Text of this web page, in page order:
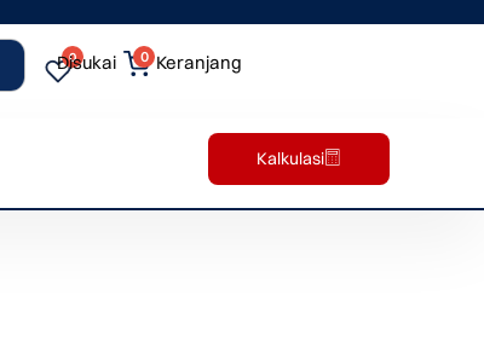
0
Disukai 0 Keranjang
Kalkulasi